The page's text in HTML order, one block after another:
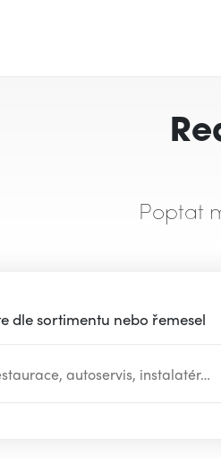
Poptat
dle sortimentu nebo řemesel